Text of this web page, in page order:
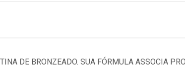
DE BRONZEADO. SUA FÓRMULA ASSOCIA